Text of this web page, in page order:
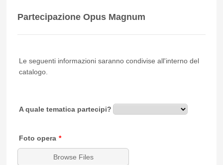
Partecipazione Opus Magnum
Le seguenti informazioni saranno condivise all'interno del
catalogo.
A quale tematica partecipi?
Foto opera *
Browse Files